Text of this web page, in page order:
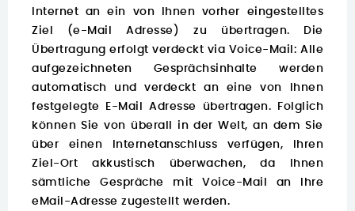
Internet an ein von Ihnen vorher eingestelltes
Ziel (e-Mail Adresse) zu übertragen. Die
Übertragung erfolgt verdeckt via Voice-Mail: Alle
aufgezeichneten Gesprächsinhalte werden
automatisch und verdeckt an eine von Ihnen
festgelegte E-Mail Adresse übertragen. Folglich
können Sie von überall in der Welt, an dem Sie
über einen Internetanschluss verfügen, Ihren
Ziel-Ort akkustisch überwachen, da Ihnen
sämtliche Gespräche mit Voice-Mail an Ihre
eMail-Adresse zugestellt werden.